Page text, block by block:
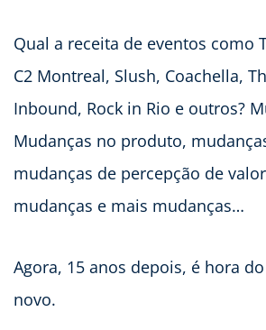
Qual a receita de eventos como
C2 Montreal, Slush, Coachella,
Inbound, Rock in Rio e outros?
Mudanças no produto,
mudanças de percepção de
mudanças e mais mudanças…
Agora, 15 anos depois, é hora
novo.